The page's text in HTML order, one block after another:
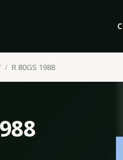
R 80GS 1988